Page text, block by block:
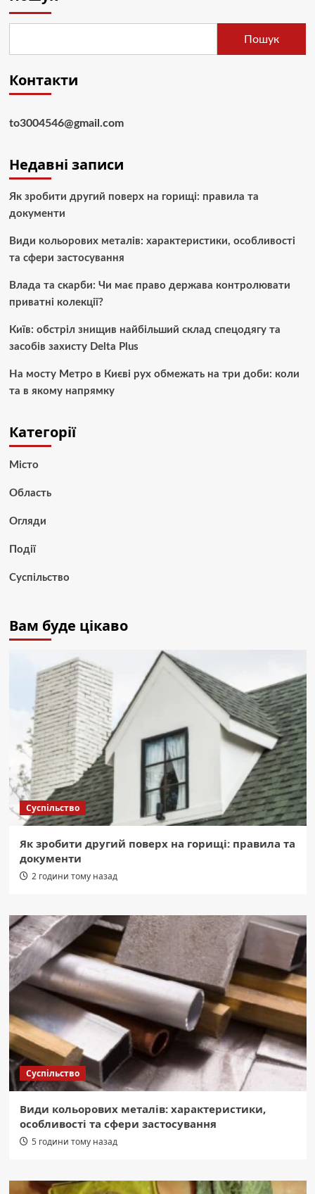
Пошук
Контакти
to3004546@gmail.com
Недавні записи
Як зробити другий поверх на горищі: правила та
документи
Види кольорових металів: характеристики, особливості
та сфери застосування
Влада та скарби: Чи має право держава контролювати
приватні колекції?
Київ: обстріл знищив найбільший склад спецодягу та
засобів захисту Delta Plus
На мосту Метро в Києві рух обмежать на три доби: коли
та в якому напрямку
Категорії
Місто
Область
Огляди
Події
Суспільство
Вам буде цікаво
Суспільство
Як зробити другий поверх на горищі: правила та
документи
2 години тому назад
Суспільство
Види кольорових металів: характеристики,
особливості та сфери застосування
5 години тому назад